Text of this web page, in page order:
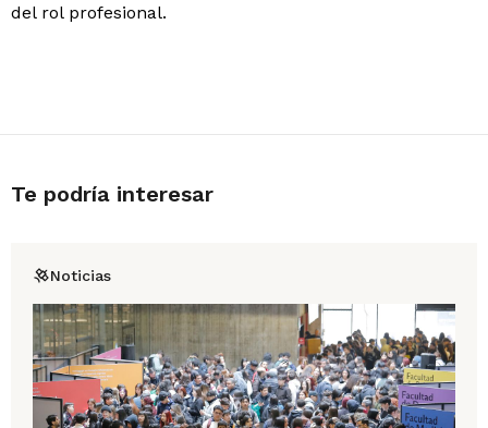
del rol profesional.
Te podría interesar
Noticias